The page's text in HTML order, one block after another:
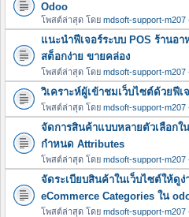
Odoo
โพสต์ล่าสุด โดย mdsoft-support-m207
แนะนำฟีเจอร์ระบบ POS ร้านอา
สต็อกง่าย ขายคล่อง
โพสต์ล่าสุด โดย mdsoft-support-m207
วิเคราะห์ผู้เข้าชมเว็บไซต์ด้วยฟี
โพสต์ล่าสุด โดย mdsoft-support-m207
จัดการสินค้าแบบหลายตัวเลือกใ
กำหนด Attributes
โพสต์ล่าสุด โดย mdsoft-support-m207
จัดระเบียบสินค้าในเว็บไซต์ให้ดู
eCommerce Categories ใน
โพสต์ล่าสุด โดย mdsoft-support-m207